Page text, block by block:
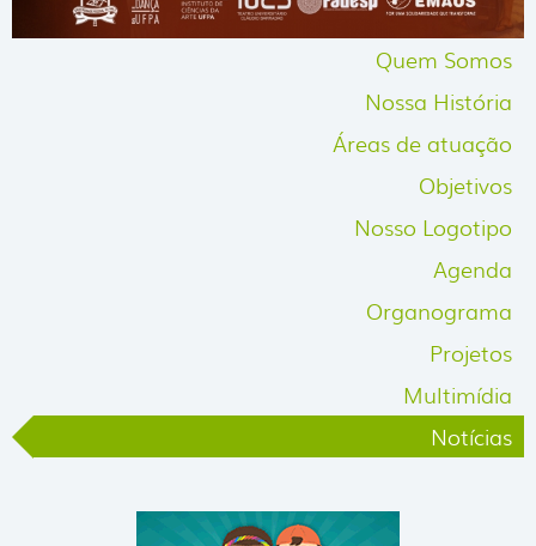
Quem Somos
Nossa História
Áreas de atuação
Objetivos
Nosso Logotipo
Agenda
Organograma
Projetos
Multimídia
Notícias